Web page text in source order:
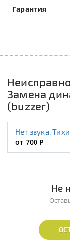
Гарантия
Замена
(buzzer)
Нет звука,
от 700Р
Не